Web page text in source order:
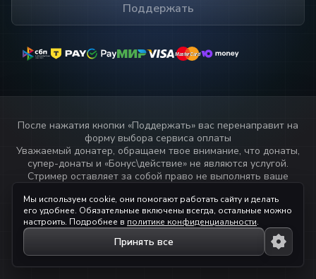
Поддержать
MasterCard
MasterCard
После нажатия кнопки «Поддержать» вас перенаправит на
форму выбора сервиса оплаты
Уважаемый донатер, обращаем твое внимание, что донаты,
супер-донаты и «Бонус\действие» не являются услугой.
Стример оставляет за собой право не выполнять ваше
данный сервис.
Прочитайправила стримера!
© 2023 — 2026 ihaqdonate.com
Мы используем cookie, они помогают работать сайту и делать
его удобнее. Обязательные включены всегда, остальные можно
настроить. Подробнее в политике конфиденциальности.
Принять все